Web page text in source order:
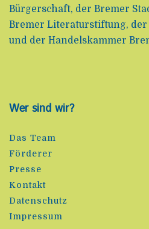
Bürgerschaft, der Bremer
Bremer Literaturstiftung,
und der Handelskammer
Wer sind wir?
Das Team
Förderer
Presse
Kontakt
Datenschutz
Impressum